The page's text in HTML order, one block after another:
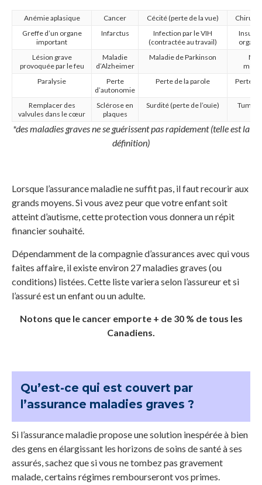
Anémie aplasique Cancer Cécité (perte de la vue)
Greffe d’un organe
important
Infarctus
Infection par le VIH
(contractée au travail)
Lésion grave
provoquée par le feu
Maladie
d’Alzheimer
Maladie de Parkinson
Paralysie
Perte
d’autonomie
Perte de la parole Perte
Remplacer des
valvules dans le cœur
Sclérose en
plaques
Surdité (perte de l’ouïe)
*des maladies graves ne se guérissent pas rapidement (telle est la
définition)
Lorsque l’assurance maladie ne suffit pas, il faut recourir aux
grands moyens. Si vous avez peur que votre enfant soit
atteint d’autisme, cette protection vous donnera un répit
financier souhaité.
Dépendamment de la compagnie d’assurances avec qui vous
faites affaire, il existe environ 27 maladies graves (ou
conditions) listées. Cette liste variera selon l’assureur et si
l’assuré est un enfant ou un adulte.
Notons que le cancer emporte + de 30 % de tous les
Canadiens.
Qu’est-ce qui est couvert par
l’assurance maladies graves ?
Si l’assurance maladie propose une solution inespérée à bien
des gens en élargissant les horizons de soins de santé à ses
assurés, sachez que si vous ne tombez pas gravement
malade, certains régimes rembourseront vos primes.